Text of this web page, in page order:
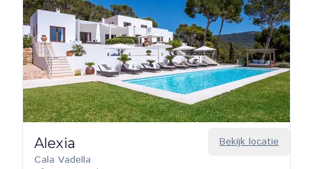
Bekijk locatie
Alexia
Cala Vadella